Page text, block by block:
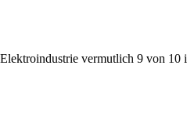
vermutlich 9 von 10